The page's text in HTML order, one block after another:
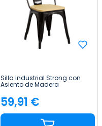
Silla Industrial Strong con
Asiento de Madera
Precio
59,91 €